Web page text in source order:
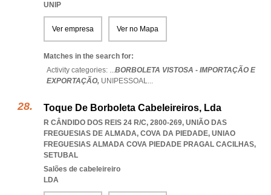
UNIP
Ver empresa Ver no Mapa
Matches in the search for:
Activity categories: ...BORBOLETA VISTOSA - IMPORTAÇÃO E
EXPORTAÇÃO, UNIPESSOAL...
Toque De Borboleta Cabeleireiros, Lda
R CÂNDIDO DOS REIS 24 R/C, 2800-269, UNIÃO DAS
FREGUESIAS DE ALMADA, COVA DA PIEDADE, UNIAO
FREGUESIAS ALMADA COVA PIEDADE PRAGAL CACILHAS,
SETUBAL
Salões de cabeleireiro
LDA